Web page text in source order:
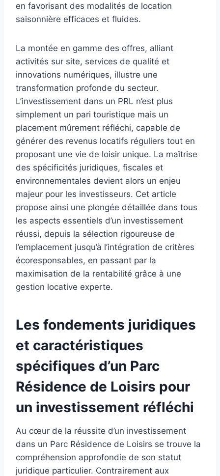
en favorisant des modalités de location
saisonnière efficaces et fluides.
La montée en gamme des offres, alliant
activités sur site, services de qualité et
innovations numériques, illustre une
transformation profonde du secteur.
L’investissement dans un PRL n’est plus
simplement un pari touristique mais un
placement mûrement réfléchi, capable de
générer des revenus locatifs réguliers tout en
proposant une vie de loisir unique. La maîtrise
des spécificités juridiques, fiscales et
environnementales devient alors un enjeu
majeur pour les investisseurs. Cet article
propose ainsi une plongée détaillée dans tous
les aspects essentiels d’un investissement
réussi, depuis la sélection rigoureuse de
l’emplacement jusqu’à l’intégration de critères
écoresponsables, en passant par la
maximisation de la rentabilité grâce à une
gestion locative experte.
Les fondements juridiques
et caractéristiques
spécifiques d’un Parc
Résidence de Loisirs pour
un investissement réfléchi
Au cœur de la réussite d’un investissement
dans un Parc Résidence de Loisirs se trouve la
compréhension approfondie de son statut
juridique particulier. Contrairement aux